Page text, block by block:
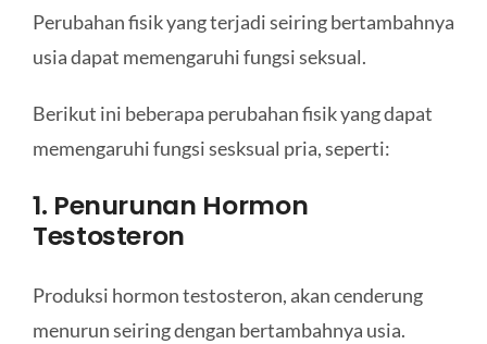
Perubahan fisik yang terjadi seiring bertambahnya
usia dapat memengaruhi fungsi seksual.
Berikut ini beberapa perubahan fisik yang dapat
memengaruhi fungsi sesksual pria, seperti:
1. Penurunan Hormon
Testosteron
Produksi hormon testosteron, akan cenderung
menurun seiring dengan bertambahnya usia.